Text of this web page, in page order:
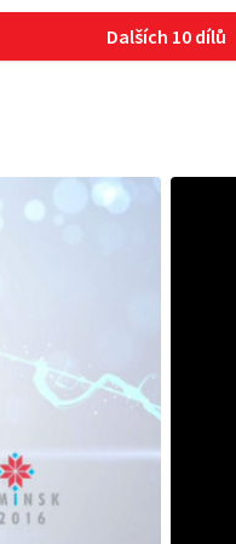
Dalších 10 dílů